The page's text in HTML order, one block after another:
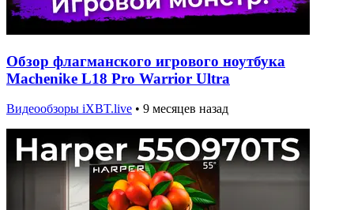
Обзор флагманского игрового ноутбука
Machenike L18 Pro Warrior Ultra
Видеообзоры iXBT.live • 9 месяцев назад